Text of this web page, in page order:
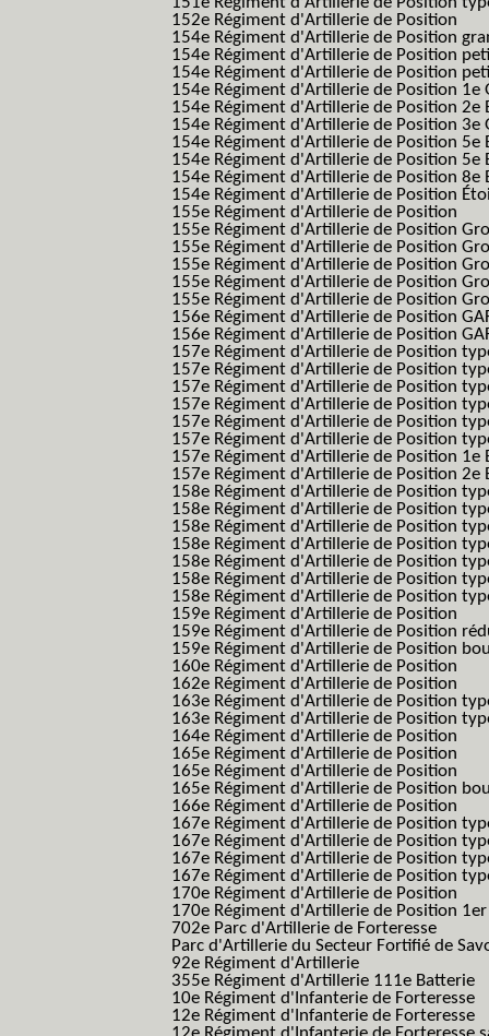
152e Régiment d'Artillerie de Position
154e Régiment d'Artillerie de Position
154e Régiment d'Artillerie de Position
154e Régiment d'Artillerie de Position
154e Régiment d'Artillerie de Position 1e
154e Régiment d'Artillerie de Position 2e
154e Régiment d'Artillerie de Position 3e
154e Régiment d'Artillerie de Position 5e
154e Régiment d'Artillerie de Position 5e
154e Régiment d'Artillerie de Position 8e
154e Régiment d'Artillerie de Position
155e Régiment d'Artillerie de Position
155e Régiment d'Artillerie de Position
155e Régiment d'Artillerie de Position
155e Régiment d'Artillerie de Position
155e Régiment d'Artillerie de Position
155e Régiment d'Artillerie de Position
156e Régiment d'Artillerie de Position
156e Régiment d'Artillerie de Position
157e Régiment d'Artillerie de Position
157e Régiment d'Artillerie de Position
157e Régiment d'Artillerie de Position
157e Régiment d'Artillerie de Position
157e Régiment d'Artillerie de Position
157e Régiment d'Artillerie de Position
157e Régiment d'Artillerie de Position 1e
157e Régiment d'Artillerie de Position 2e
158e Régiment d'Artillerie de Position
158e Régiment d'Artillerie de Position
158e Régiment d'Artillerie de Position
158e Régiment d'Artillerie de Position
158e Régiment d'Artillerie de Position
158e Régiment d'Artillerie de Position
158e Régiment d'Artillerie de Position
159e Régiment d'Artillerie de Position
159e Régiment d'Artillerie de Position
159e Régiment d'Artillerie de Position
160e Régiment d'Artillerie de Position
162e Régiment d'Artillerie de Position
163e Régiment d'Artillerie de Position
163e Régiment d'Artillerie de Position
164e Régiment d'Artillerie de Position
165e Régiment d'Artillerie de Position
165e Régiment d'Artillerie de Position
165e Régiment d'Artillerie de Position
166e Régiment d'Artillerie de Position
167e Régiment d'Artillerie de Position
167e Régiment d'Artillerie de Position
167e Régiment d'Artillerie de Position
167e Régiment d'Artillerie de Position
170e Régiment d'Artillerie de Position
170e Régiment d'Artillerie de Position
702e Parc d'Artillerie de Forteresse
Parc d'Artillerie du Secteur Fortifié de
92e Régiment d'Artillerie
355e Régiment d'Artillerie 111e Batterie
10e Régiment d'Infanterie de Forteresse
12e Régiment d'Infanterie de Forteresse